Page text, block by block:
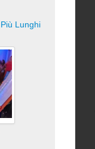
Più Lunghi